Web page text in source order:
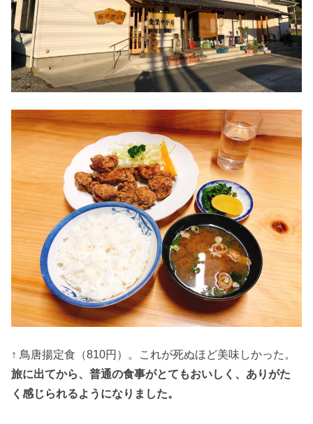
↑ 鳥唐揚定食（810円）。これが死ぬほど美味しかった。
旅に出てから、普通の食事がとてもおいしく、ありがた
く感じられるようになりました。